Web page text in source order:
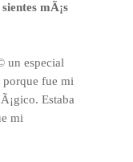
mÃ¡s
un especial
fue mi
Estaba
mi